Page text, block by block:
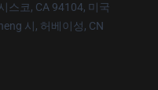
스코, CA 94104, 미국
시, 허베이성, CN